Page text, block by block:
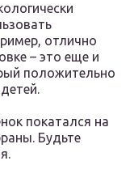
отлично
– это еще и
положительно
покатался на
Будьте